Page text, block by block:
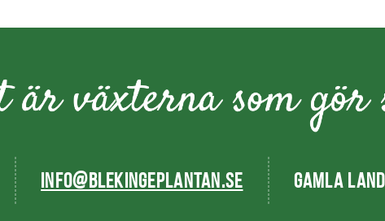
INFO@BLEKINGEPLANTAN.SE GAMLA